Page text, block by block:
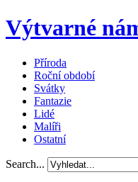
Výtvarné
Příroda
Roční období
Svátky
Fantazie
Lidé
Malíři
Ostatní
Search...